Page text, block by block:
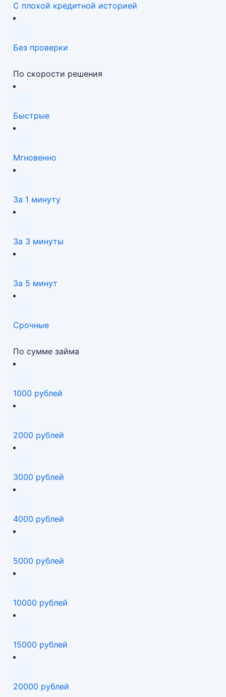
С плохой кредитной историей
Без проверки
По скорости решения
Быстрые
Мгновенно
За 1 минуту
За 3 минуты
За 5 минут
Срочные
По сумме займа
1000 рублей
2000 рублей
3000 рублей
4000 рублей
5000 рублей
10000 рублей
15000 рублей
20000 рублей